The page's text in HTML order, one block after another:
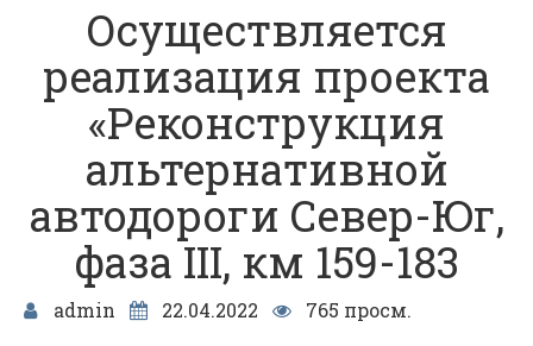
Осуществляется
реализация проекта
«Реконструкция
альтернативной
автодороги Север-Юг,
фаза III, км 159-183
admin 22.04.2022
765 просм.